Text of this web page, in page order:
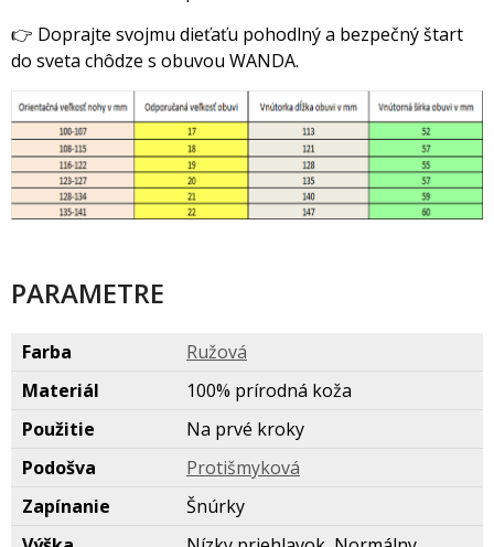
👉 Doprajte svojmu dieťaťu pohodlný a bezpečný štart
do sveta chôdze s obuvou WANDA.
PARAMETRE
Farba
Ružov
Materiál
100% prírodná koža
Použitie
Na prvé kroky
Podošva
Protišmykov
Zapínanie
núrky